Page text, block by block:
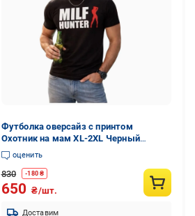
Футболка оверсайз с принтом
Охотник на мам XL-2XL Черный
(35681156)
оценить
830 -180₴
650 ₴/шт.
Доставим